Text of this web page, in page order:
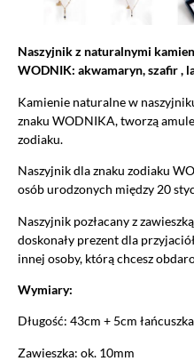
Naszyjnik z naturalnymi
WODNIK: akwamaryn, szafir ,
Kamienie naturalne w
znaku WODNIKA, tworzą
zodiaku.
Naszyjnik dla znaku zodiaku
osób urodzonych między 20
Naszyjnik pozłacany z
doskonały prezent dla
innej osoby, którą chcesz
Wymiary:
Długość: 43cm + 5cm
Zawieszka: ok. 10mm